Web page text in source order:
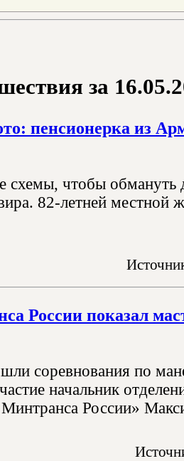
за
пенсионерка из
схемы, чтобы
82-летней местной
России показал
соревнования по
начальник
России»